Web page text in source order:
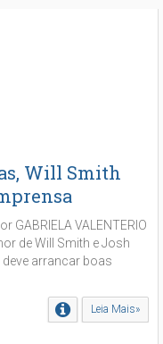
Will Smith
GABRIELA VALENTERIO
de Will Smith e Josh
deve arrancar boas
Leia Mais»